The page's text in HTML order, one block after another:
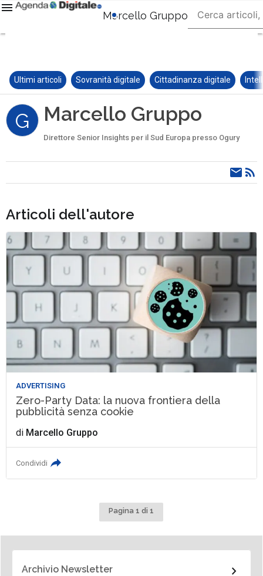
Marcello Gruppo
Ultimi articoli Sovranità digitale Cittadinanza digitale
G Marcello Gruppo
Direttore Senior Insights per il Sud Europa presso Ogury
Articoli dell'autore
ADVERTISING
Zero-Party Data: la nuova frontiera della
pubblicità senza cookie
di Marcello Gruppo
Condividi
Pagina 1 di 1
Archivio Newsletter